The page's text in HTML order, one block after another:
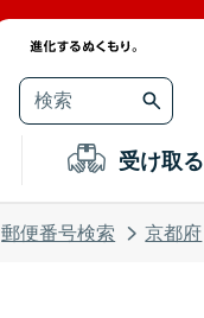
受け取る
郵便番号検索 京都府